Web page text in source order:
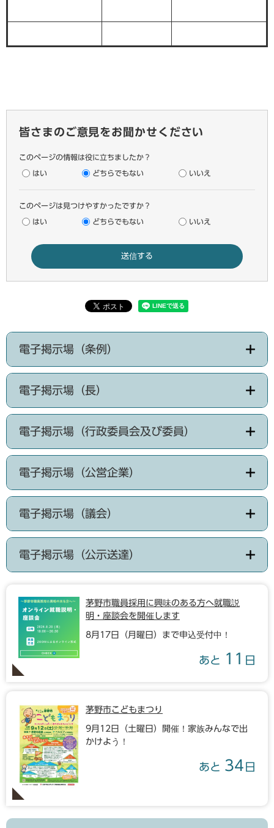
皆さまのご意見をお聞かせください
このページの情報は役に立ちましたか？
はい どちらでもない いいえ
このページは見つけやすかったですか？
はい どちらでもない いいえ
電子掲示場（条例）
電子掲示場（長）
電子掲示場（行政委員会及び委員）
電子掲示場（公営企業）
電子掲示場（議会）
電子掲示場（公示送達）
茅野市職員採用に興味のある方へ就職説
明・座談会を開催します
8月17日（月曜日）まで申込受付中！
あと 11 日
茅野市こどもまつり
9月12日（土曜日）開催！家族みんなで出
かけよう！
あと 34 日